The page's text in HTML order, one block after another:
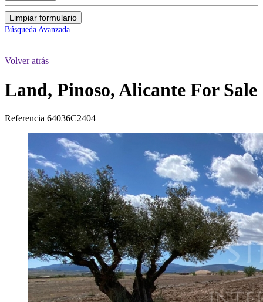
Limpiar formulario
Búsqueda Avanzada
Volver atrás
Land, Pinoso, Alicante For Sale
Referencia 64036C2404